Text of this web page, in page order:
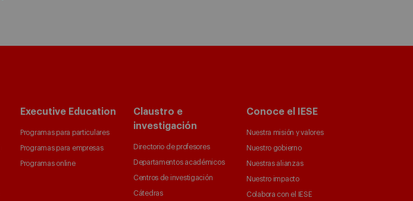
Executive Education
Programas para particulares
Programas para empresas
Programas online
Claustro e
investigación
Directorio de profesores
Departamentos académicos
Centros de investigación
Cátedras
Conoce el IESE
Nuestra misión y valores
Nuestro gobierno
Nuestras alianzas
Nuestro impacto
Colabora con el IESE